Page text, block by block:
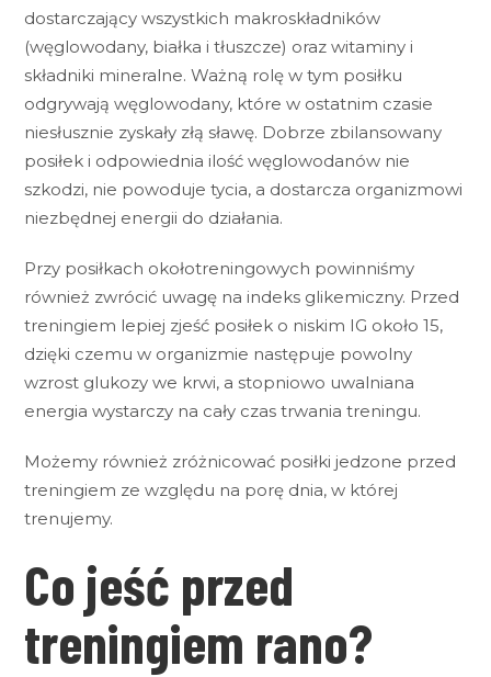
dostarczający wszystkich makroskładników
(węglowodany, białka i tłuszcze) oraz witaminy i
składniki mineralne. Ważną rolę w tym posiłku
odgrywają węglowodany, które w ostatnim czasie
niesłusznie zyskały złą sławę. Dobrze zbilansowany
posiłek i odpowiednia ilość węglowodanów nie
szkodzi, nie powoduje tycia, a dostarcza organizmowi
niezbędnej energii do działania.
Przy posiłkach okołotreningowych powinniśmy
również zwrócić uwagę na indeks glikemiczny. Przed
treningiem lepiej zjeść posiłek o niskim IG około 15,
dzięki czemu w organizmie następuje powolny
wzrost glukozy we krwi, a stopniowo uwalniana
energia wystarczy na cały czas trwania treningu.
Możemy również zróżnicować posiłki jedzone przed
treningiem ze względu na porę dnia, w której
trenujemy.
Co jeść przed
treningiem rano?